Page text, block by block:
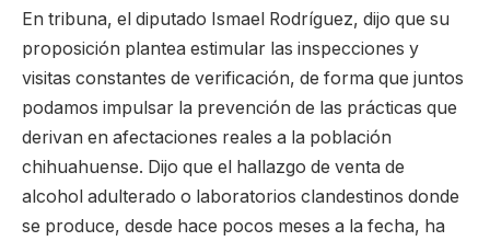
En tribuna, el diputado Ismael Rodríguez, dijo que su
proposición plantea estimular las inspecciones y
visitas constantes de verificación, de forma que juntos
podamos impulsar la prevención de las prácticas que
derivan en afectaciones reales a la población
chihuahuense. Dijo que el hallazgo de venta de
alcohol adulterado o laboratorios clandestinos donde
se produce, desde hace pocos meses a la fecha, ha